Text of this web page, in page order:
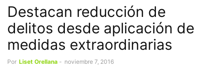
Destacan reducción de
delitos desde aplicación de
medidas extraordinarias
Por Liset Orellana - noviembre 7, 2016